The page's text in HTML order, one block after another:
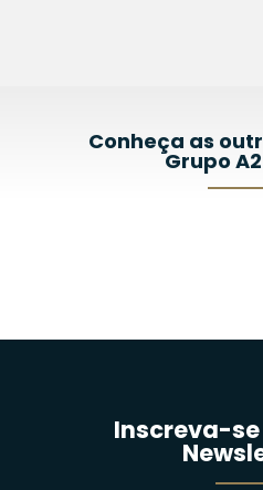
Conheça as
Grupo
Inscreva-